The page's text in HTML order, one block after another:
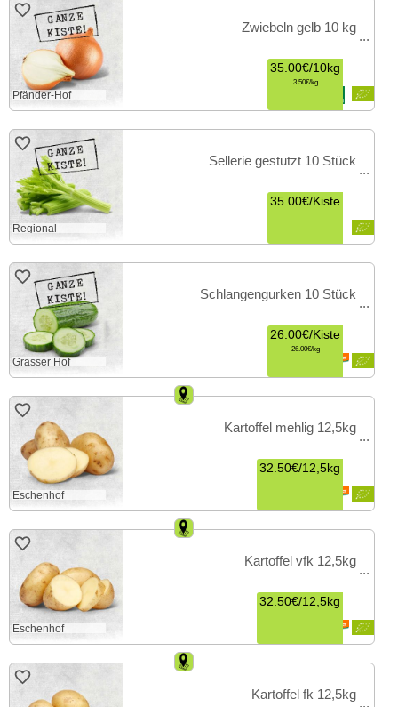
Zwiebeln gelb 10 kg
Pfänder-Hof
35.00€/10kg
3.50€ kg
Sellerie gestutzt 10 Stück
Regional
35.00€/Kiste
Schlangengurken 10 Stück
Grasser Hof
26.00€/Kiste
26.00€ kg
Kartoffel mehlig 12,5kg
Eschenhof
32.50€/12,5kg
Kartoffel vfk 12,5kg
Eschenhof
32.50€/12,5kg
Kartoffel fk 12,5kg